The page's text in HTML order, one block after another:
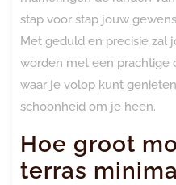
stap voor stap jouw
Met geduld en precisie zal
worden met een prachtige
waar je volop kunt
schoonheid om je heen.
Hoe groot
terras